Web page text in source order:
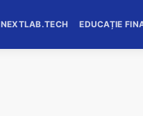
NEXTLAB.TECH EDUCAȚIE